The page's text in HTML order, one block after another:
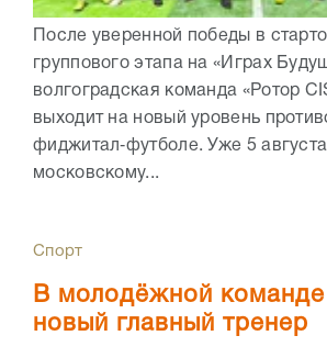
После уверенной победы в
группового этапа на «Играх
волгоградская команда «Ротор
выходит на новый уровень
фиджитал‑футболе. Уже 5
московскому...
Спорт
В молодёжной команде
новый главный тренер